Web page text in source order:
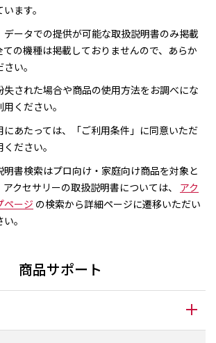
ます。
データでの提供が可能な取扱説明書のみ掲載
ての機種は掲載しておりませんので、あらか
い。
失された場合や商品の使用方法をお調べにな
ください。
にあたっては、「ご利用条件」に同意いただ
ださい。
明書検索はプロ向け・家庭向け商品を対象と
アクセサリーの取扱説明書については、 アク
ページ の検索から詳細ページに遷移いただい
。
商品サポート